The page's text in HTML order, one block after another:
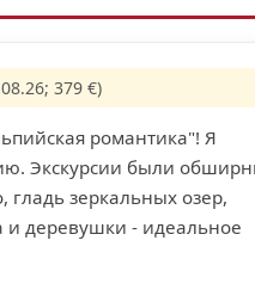
379 €)
романтика"! Я
Экскурсии были
зеркальных озер,
и деревушки - идеальное